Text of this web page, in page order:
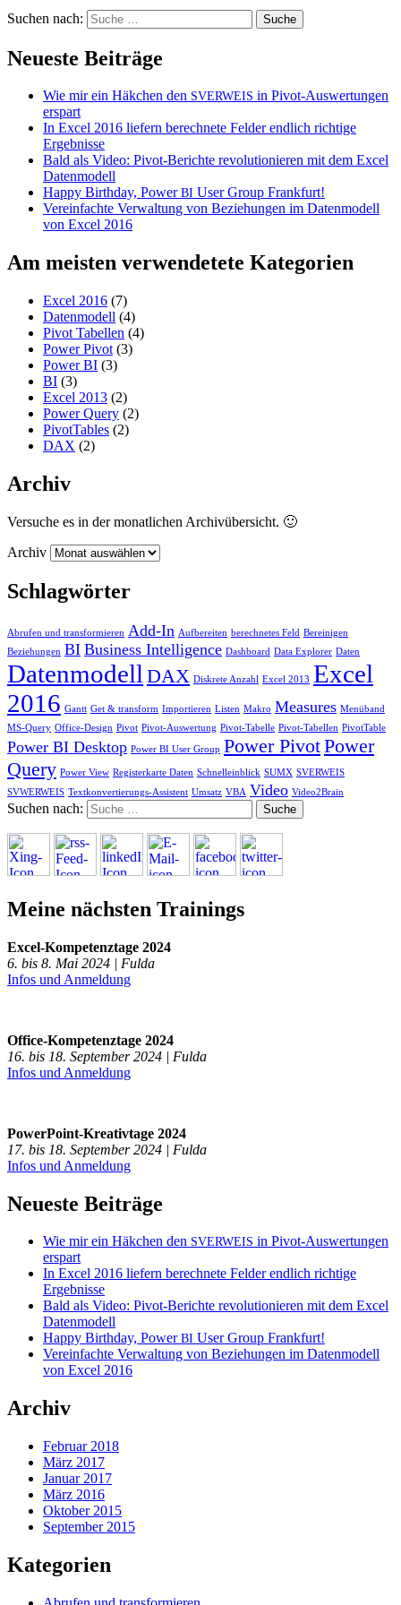
Suchen nach:
Neueste Beiträge
Wie mir ein Häkchen den SVERWEIS in Pivot-Auswertungen
erspart
In Excel 2016 liefern berechnete Felder endlich richtige
Ergebnisse
Bald als Video: Pivot-Berichte revolutionieren mit dem Excel
Datenmodell
Happy Birthday, PowerBI User Group Frankfurt!
Vereinfachte Verwaltung von Beziehungen im Datenmodell
von Excel 2016
Am meisten verwendetete Kategorien
Excel 2016 (7)
Datenmodell (4)
Pivot Tabellen (4)
Power Pivot (3)
Power BI (3)
BI (3)
Excel 2013 (2)
Power Query (2)
PivotTables (2)
DAX (2)
Archiv
Versuche es in der monatlichen Archivübersicht. 🙂
Archiv
Schlagwörter
Abrufen und transformieren Add-In Aufbereiten berechnetes Feld Bereinigen
Beziehungen BI Business Intelligence Dashboard Data Explorer Daten
Datenmodell DAX Diskrete Anzahl Excel 2013 Excel
2016 Gantt Get & transform Importieren Listen Makro Measures Menüband
MS-Query Office-Design Pivot Pivot-Auswertung Pivot-Tabelle Pivot-Tabellen PivotTable
Power BI Desktop Power BI User Group Power PivotPower
Query Power View Registerkarte Daten Schnelleinblick SUMX SVERWEIS
SVWERWEIS Textkonvertierungs-Assistent Umsatz VBA Video Video2Brain
Suchen nach:
Meine nächsten Trainings
Excel-Kompetenztage 2024
6. bis 8. Mai 2024 | Fulda
Infos und Anmeldung
Office-Kompetenztage 2024
16. bis 18. September 2024 | Fulda
Infos und Anmeldung
PowerPoint-Kreativtage 2024
17. bis 18. September 2024 | Fulda
Infos und Anmeldung
Neueste Beiträge
Wie mir ein Häkchen den SVERWEIS in Pivot-Auswertungen
erspart
In Excel 2016 liefern berechnete Felder endlich richtige
Ergebnisse
Bald als Video: Pivot-Berichte revolutionieren mit dem Excel
Datenmodell
Happy Birthday, PowerBI User Group Frankfurt!
Vereinfachte Verwaltung von Beziehungen im Datenmodell
von Excel 2016
Archiv
Februar 2018
März 2017
Januar 2017
März 2016
Oktober 2015
September 2015
Kategorien